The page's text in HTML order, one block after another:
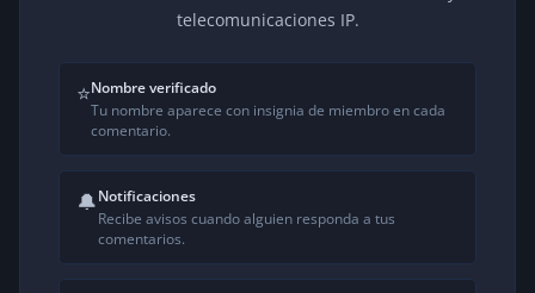
telecomunicaciones IP.
⭐Nombre verificado
Tu nombre aparece con insignia de miembro en cada
comentario.
🔔Notificaciones
Recibe avisos cuando alguien responda a tus
comentarios.